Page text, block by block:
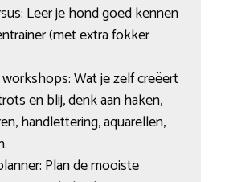
Leer je hond goed kennen
(met extra fokker
Wat je zelf creëert
en blij, denk aan haken,
handlettering, aquarellen,
Plan de mooiste